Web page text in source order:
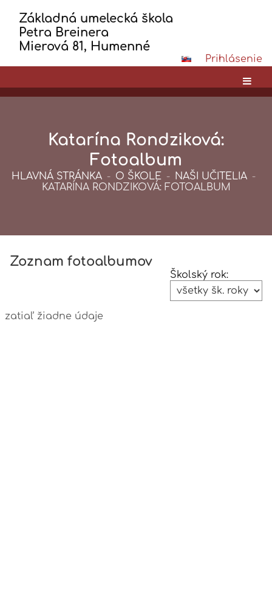
Základná umelecká škola
Petra Breinera
Mierová 81, Humenné
Prihlásenie
Katarína Rondziková:
Fotoalbum
HLAVNÁ STRÁNKA - O ŠKOLE - NAŠI UČITELIA -
KATARÍNA RONDZIKOVÁ: FOTOALBUM
Katarína
Zoznam fotoalbumov
Školský rok:
zatiaľ žiadne údaje